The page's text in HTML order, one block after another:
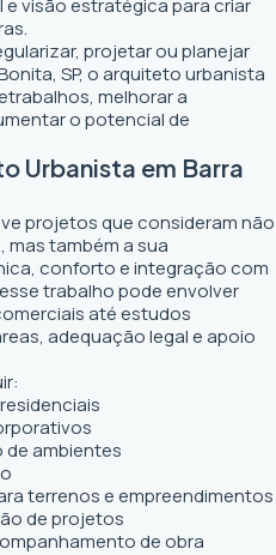
projetar ou planejar
SP, o arquiteto urbanista
melhorar a
o potencial de
Urbanista em Barra
projetos que consideram não
também a sua
conforto e integração com
trabalho pode envolver
até estudos
adequação legal e apoio
ambientes
terrenos e empreendimentos
de projetos
de obra